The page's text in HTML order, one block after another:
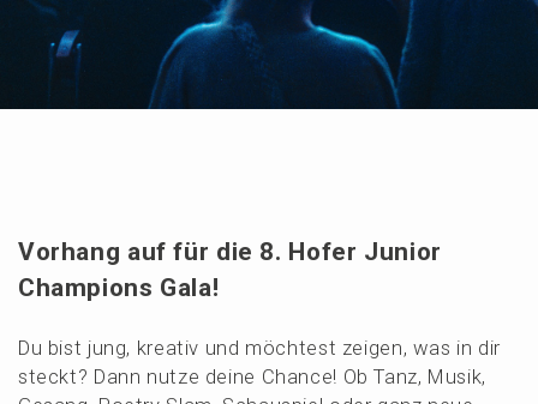
Vorhang auf für die 8. Hofer Junior
Champi­ons Gala!
Du bist jung, kreativ und möchtest zeigen, was in dir
steckt? Dann nutze deine Chance! Ob Tanz, Musik,